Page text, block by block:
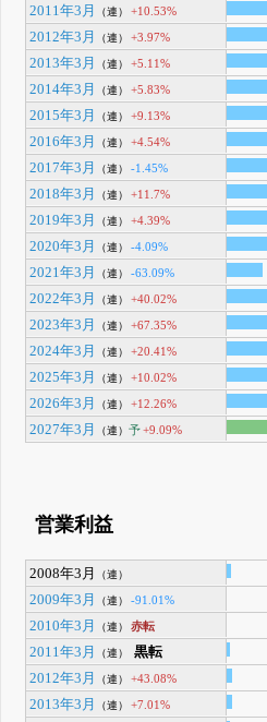
2011年3月
（連） +10.53%
2012年3月
（連） +3.97%
2013年3月
（連） +5.11%
2014年3月
（連） +5.83%
2015年3月
（連） +9.13%
2016年3月
（連） +4.54%
2017年3月
（連） -1.45%
2018年3月
（連） +11.7%
2019年3月
（連） +4.39%
2020年3月
（連） -4.09%
2021年3月
（連） -63.09%
2022年3月
（連） +40.02%
2023年3月
（連） +67.35%
2024年3月
（連） +20.41%
2025年3月
（連） +10.02%
2026年3月
（連） +12.26%
2027年3月
（連）予+9.09%
営業利益
2008年3月 （連）
2009年3月
（連） -91.01%
2010年3月
（連） 赤転
2011年3月
（連） 黒転
2012年3月
（連） +43.08%
2013年3月
（連） +7.01%